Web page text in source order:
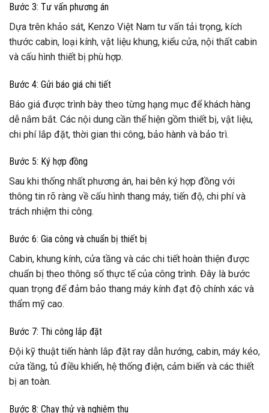
Bước 3: Tư vấn phương án
Dựa trên khảo sát, Kenzo Việt Nam tư vấn tải trọng, kích
thước cabin, loại kính, vật liệu khung, kiểu cửa, nội thất cabin
và cấu hình thiết bị phù hợp.
Bước 4: Gửi báo giá chi tiết
Báo giá được trình bày theo từng hạng mục để khách hàng
dễ nắm bắt. Các nội dung cần thể hiện gồm thiết bị, vật liệu,
chi phí lắp đặt, thời gian thi công, bảo hành và bảo trì.
Bước 5: Ký hợp đồng
Sau khi thống nhất phương án, hai bên ký hợp đồng với
thông tin rõ ràng về cấu hình thang máy, tiến độ, chi phí và
trách nhiệm thi công.
Bước 6: Gia công và chuẩn bị thiết bị
Cabin, khung kính, cửa tầng và các chi tiết hoàn thiện được
chuẩn bị theo thông số thực tế của công trình. Đây là bước
quan trọng để đảm bảo thang máy kính đạt độ chính xác và
thẩm mỹ cao.
Bước 7: Thi công lắp đặt
Đội kỹ thuật tiến hành lắp đặt ray dẫn hướng, cabin, máy kéo,
cửa tầng, tủ điều khiển, hệ thống điện, cảm biến và các thiết
bị an toàn.
Bước 8: Chạy thử và nghiệm thu